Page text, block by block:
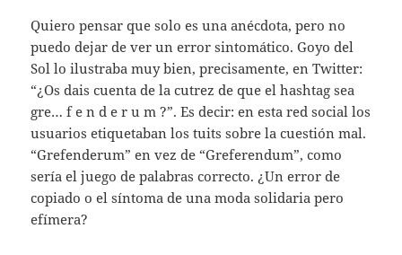
Quiero pensar que solo es una anécdota, pero no
puedo dejar de ver un error sintomático. Goyo del
Sol lo ilustraba muy bien, precisamente, en Twitter:
“¿Os dais cuenta de la cutrez de que el hashtag sea
gre… f e n d e r u m ?”. Es decir: en esta red social los
usuarios etiquetaban los tuits sobre la cuestión mal.
“Grefenderum” en vez de “Greferendum”, como
sería el juego de palabras correcto. ¿Un error de
copiado o el síntoma de una moda solidaria pero
efímera?